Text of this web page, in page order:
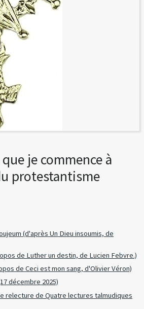
je commence à
protestantisme
(d'après Un Dieu insoumis, de
de Luther un destin, de Lucien Febvre.)
de Ceci est mon sang, d'Olivier Véron)
décembre 2025)
relecture de Quatre lectures talmudiques